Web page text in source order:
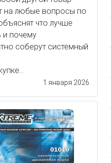
на любые вопросы по
что лучше
и почему
соберут системный
1 января 2026